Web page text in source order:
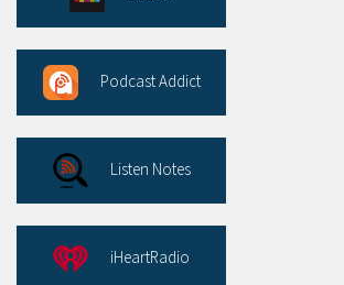
Podcast Addict
Listen Notes
iHeartRadio